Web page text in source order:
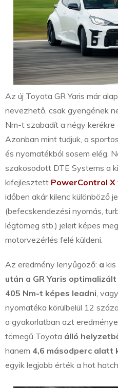
Az új Toyota GR Yaris már
nevezhető, csak gyengének
Nm-t szabadít a négy
Azonban mint tudjuk, a
és nyomatékból sosem elég.
szakosodott DTE Systems a
kifejlesztett PowerControl
időben akár kilenc különböző
(befecskendezési nyomás,
légtömeg stb.) jeleit képes
motorvezérlés felé küldeni.
Az eredmény lenyűgöző: a
után a GR Yaris
405 Nm-t képes leadni,
nyomatéka körülbelül 12
a gyakorlatban azt
tömegű Toyota álló
hanem 4,6 másodperc alatt
egyik legjobb érték a hot